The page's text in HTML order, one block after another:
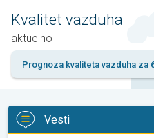
Kvalitet vazduha
aktuelno
Prognoza kvaliteta vazduha za
Vesti